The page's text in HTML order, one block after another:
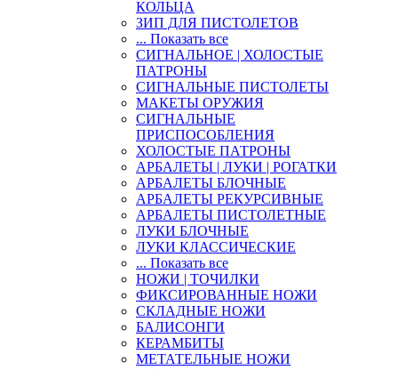
КОЛЬЦА
ЗИП ДЛЯ ПИСТОЛЕТОВ
... Показать все
СИГНАЛЬНОЕ | ХОЛОСТЫЕ
ПАТРОНЫ
СИГНАЛЬНЫЕ ПИСТОЛЕТЫ
МАКЕТЫ ОРУЖИЯ
СИГНАЛЬНЫЕ
ПРИСПОСОБЛЕНИЯ
ХОЛОСТЫЕ ПАТРОНЫ
АРБАЛЕТЫ | ЛУКИ | РОГАТКИ
АРБАЛЕТЫ БЛОЧНЫЕ
АРБАЛЕТЫ РЕКУРСИВНЫЕ
АРБАЛЕТЫ ПИСТОЛЕТНЫЕ
ЛУКИ БЛОЧНЫЕ
ЛУКИ КЛАССИЧЕСКИЕ
... Показать все
НОЖИ | ТОЧИЛКИ
ФИКСИРОВАННЫЕ НОЖИ
СКЛАДНЫЕ НОЖИ
БАЛИСОНГИ
КЕРАМБИТЫ
МЕТАТЕЛЬНЫЕ НОЖИ